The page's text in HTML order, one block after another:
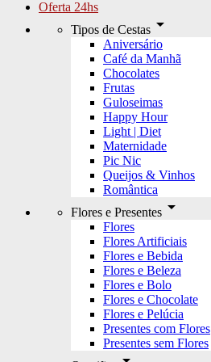
Oferta 24hs
Tipos de Cestas arrow_drop_down
Aniversário
Café da Manhã
Chocolates
Frutas
Guloseimas
Happy Hour
Light | Diet
Maternidade
Pic Nic
Queijos & Vinhos
Romântica
Flores e Presentes arrow_drop_down
Flores
Flores Artificiais
Flores e Bebida
Flores e Beleza
Flores e Bolo
Flores e Chocolate
Flores e Pelúcia
Presentes com Flores
Presentes sem Flores